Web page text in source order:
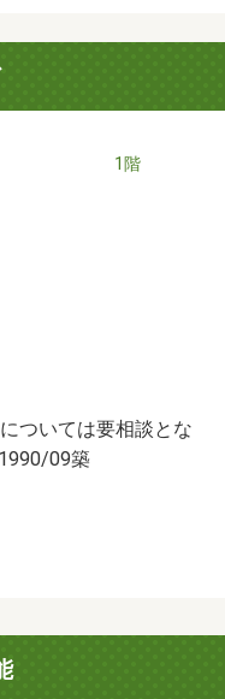
1階
ついては要相談とな
09築